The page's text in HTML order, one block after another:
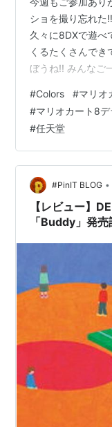
ショを撮り忘れた
久々に8DXで遊べ
くるたくさんで
ぼうね!! みんなご
かったです!!（解
🎶 ふたりともあ
あたるので、8DX
だと勘違いしてし
そうと思います
#Colors #マリオ
#マリオカート8
#任天堂
#PinIT BLOG •
【レビュー】
「Buddy」発